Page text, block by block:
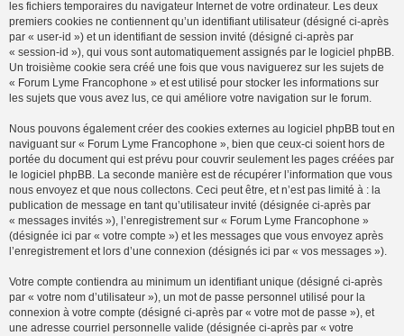
les fichiers temporaires du navigateur Internet de votre ordinateur. Les deux
premiers cookies ne contiennent qu’un identifiant utilisateur (désigné ci-après
par « user-id ») et un identifiant de session invité (désigné ci-après par
« session-id »), qui vous sont automatiquement assignés par le logiciel phpBB.
Un troisième cookie sera créé une fois que vous naviguerez sur les sujets de
« Forum Lyme Francophone » et est utilisé pour stocker les informations sur
les sujets que vous avez lus, ce qui améliore votre navigation sur le forum.
Nous pouvons également créer des cookies externes au logiciel phpBB tout en
naviguant sur « Forum Lyme Francophone », bien que ceux-ci soient hors de
portée du document qui est prévu pour couvrir seulement les pages créées par
le logiciel phpBB. La seconde manière est de récupérer l’information que vous
nous envoyez et que nous collectons. Ceci peut être, et n’est pas limité à : la
publication de message en tant qu’utilisateur invité (désignée ci-après par
« messages invités »), l’enregistrement sur « Forum Lyme Francophone »
(désignée ici par « votre compte ») et les messages que vous envoyez après
l’enregistrement et lors d’une connexion (désignés ici par « vos messages »).
Votre compte contiendra au minimum un identifiant unique (désigné ci-après
par « votre nom d’utilisateur »), un mot de passe personnel utilisé pour la
connexion à votre compte (désigné ci-après par « votre mot de passe »), et
une adresse courriel personnelle valide (désignée ci-après par « votre